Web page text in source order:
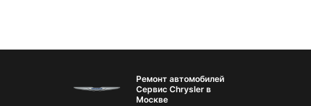
Ремонт автомобилей
Сервис Chrysler в
Москве